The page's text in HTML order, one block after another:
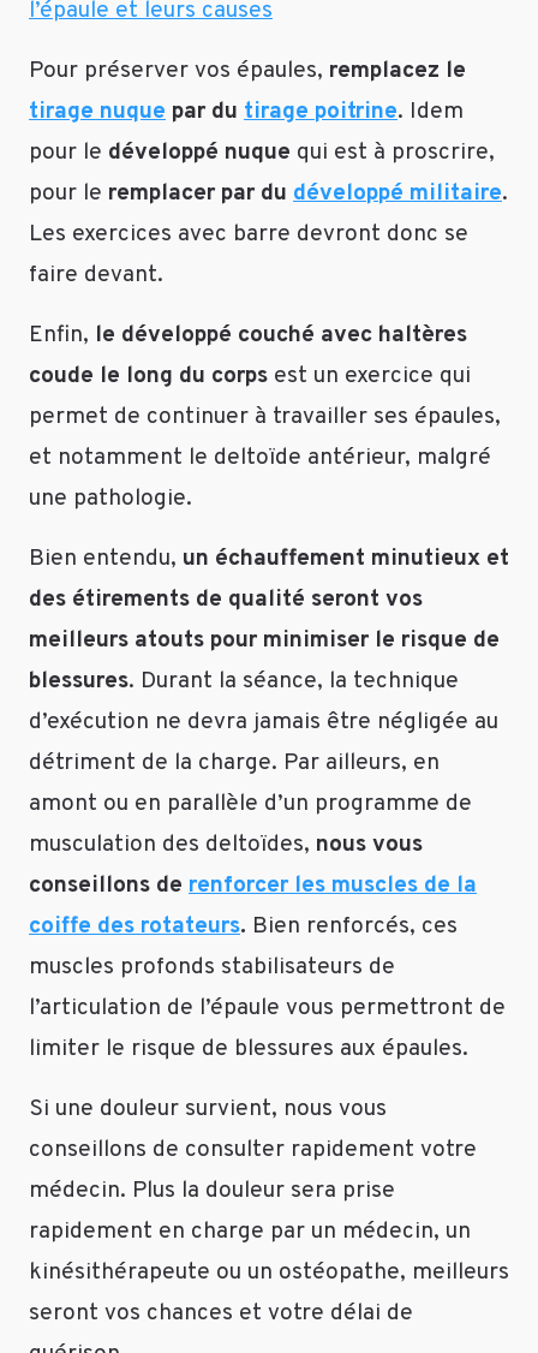
l’épaule et leurs causes
Pour préserver vos épaules, remplacez le
tirage nuque par du tirage poitrine. Idem
pour le développé nuque qui est à proscrire,
pour le remplacer par du développé militaire.
Les exercices avec barre devront donc se
faire devant.
Enfin, le développé couché avec haltères
coude le long du corps est un exercice qui
permet de continuer à travailler ses épaules,
et notamment le deltoïde antérieur, malgré
une pathologie.
Bien entendu, un échauffement minutieux et
des étirements de qualité seront vos
meilleurs atouts pour minimiser le risque de
blessures. Durant la séance, la technique
d’exécution ne devra jamais être négligée au
détriment de la charge. Par ailleurs, en
amont ou en parallèle d’un programme de
musculation des deltoïdes, nous vous
conseillons de renforcer les muscles de la
coiffe des rotateurs. Bien renforcés, ces
muscles profonds stabilisateurs de
l’articulation de l’épaule vous permettront de
limiter le risque de blessures aux épaules.
Si une douleur survient, nous vous
conseillons de consulter rapidement votre
médecin. Plus la douleur sera prise
rapidement en charge par un médecin, un
kinésithérapeute ou un ostéopathe, meilleurs
seront vos chances et votre délai de